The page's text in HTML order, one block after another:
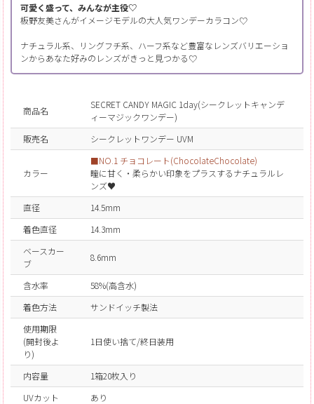
可愛く盛って、みんなが主役♡
板野友美さんがイメージモデルの大人気ワンデーカラコン♡
ナチュラル系、リングフチ系、ハーフ系など豊富なレンズバリエーショ
ンからあなた好みのレンズがきっと見つかる♡
商品名
SECRET CANDY MAGIC 1day(シークレットキャンデ
ィーマジックワンデー)
販売名
シークレットワンデー UVM
カラー
■NO.1 チョコレート(ChocolateChocolate)
瞳に甘く・柔らかい印象をプラスするナチュラルレ
ンズ♥
直径
14.5mm
着色直径
14.3mm
ベースカー
ブ
8.6mm
含水率
58%(高含水)
着色方法
サンドイッチ製法
使用期限
(開封後よ
り)
1日使い捨て/終日装用
内容量
1箱20枚入り
UVカット
あり